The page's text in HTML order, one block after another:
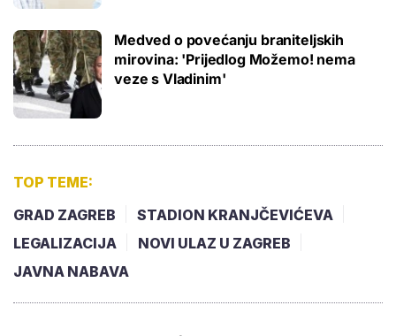
Medved o povećanju braniteljskih
mirovina: 'Prijedlog Možemo! nema
veze s Vladinim'
TOP TEME:
GRAD ZAGREB
STADION KRANJČEVIĆEVA
LEGALIZACIJA
NOVI ULAZ U ZAGREB
JAVNA NABAVA